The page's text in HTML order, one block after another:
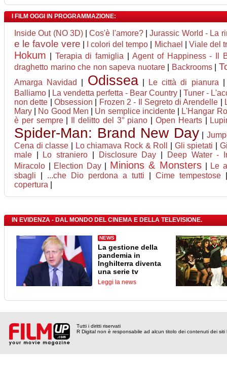
I FILM OGGI IN PROGRAMMAZIONE:
Inside Out (NO 3D)|Cos'è l'amore?|Jurassic World - La
e le favole vere I colori del tempo Michael Viale del
Hokum Terapia di famiglia
Agent of Happiness - Il
draghetto marino che non sapeva nuotare| Backrooms|
Amarga Navidad Odissea| Le città di pianura
Balliamo
La vendetta perfetta - Bear Country
Tuner -
non dette
Obsession Frozen 2 - Il Segreto di Arendelle
Mary
No Good Men Un semplice incidente|
L'Hangar
è per sempre| Il delitto del 3° piano Open Hearts|
Spider-Man: Brand New Day
Cena di classe
Lo chiamava Rock & Roll Gli spietati
male
Lo straniero Disclosure Day
Deep Water -
Miracolo
Election Day| Minions & Monsters
Le
sbagli
...che Dio perdona a tutti Cime tempestose
copertura
IN EVIDENZA - DAL MONDO DEL CINEMA E DELLA TELEVISIONE.
NEWS
La gestione della
pandemia in
Inghilterra diventa
una serie tv
Leggi la news
Tutti i diritti riservati
R Digital non è responsabile ad alcun titolo dei contenuti dei siti